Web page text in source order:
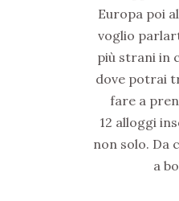
Europa poi
voglio
più strani in
dove potrai
fare a
12 alloggi
non solo. Da
a